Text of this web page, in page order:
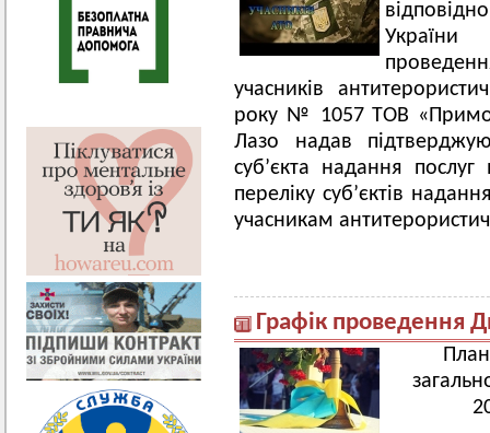
учасників
року № 1057 ТОВ
Лазо надав
суб’єкта надання
переліку суб’єктів
учасникам
Графік проведення